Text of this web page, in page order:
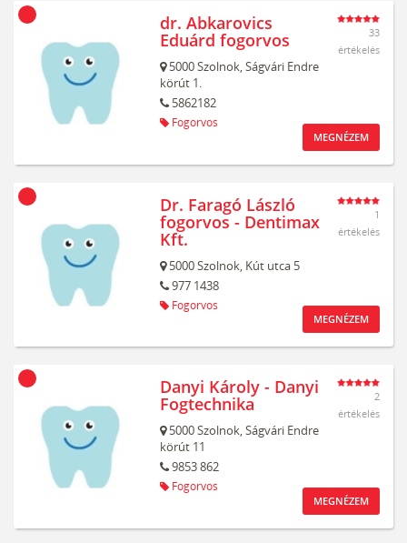
dr. Abkarovics
Eduárd fogorvos
5000Szolnok,Ságvári Endre
körút 1.
5862182
Fogorvos
33
értékelés
MEGNÉZEM
Dr. Faragó László
fogorvos - Dentimax
Kft.
5000Szolnok, Kút utca 5
977 1438
Fogorvos
1
értékelés
MEGNÉZEM
Danyi Károly - Danyi
Fogtechnika
5000Szolnok,Ságvári Endre
körút 11
9853 862
Fogorvos
2
értékelés
MEGNÉZEM